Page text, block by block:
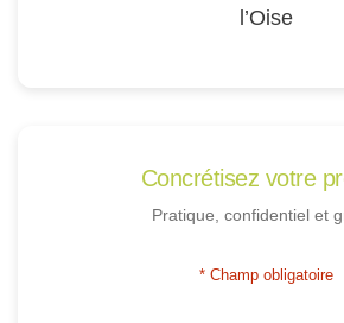
l’Oise
Concrétisez votre
Pratique, confidentiel et
* Champ obligatoire